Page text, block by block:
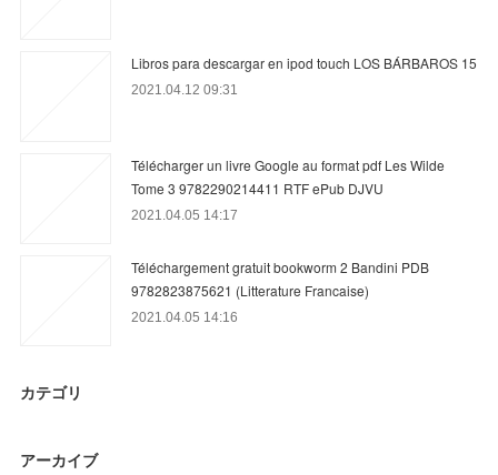
Libros para descargar en ipod touch LOS BÁRBAROS 15
2021.04.12 09:31
Télécharger un livre Google au format pdf Les Wilde
Tome 3 9782290214411 RTF ePub DJVU
2021.04.05 14:17
Téléchargement gratuit bookworm 2 Bandini PDB
9782823875621 (Litterature Francaise)
2021.04.05 14:16
カテゴリ
アーカイブ